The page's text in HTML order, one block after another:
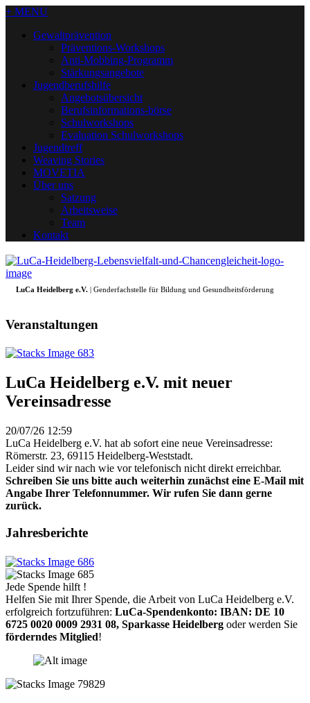
+ MENU
Gewaltprävention
Präventions-Workshops
Anti-Mobbing-Programm
Stärkungsangebote
Jugendberufshilfe
Angebotsübersicht
Berufsinformations-börse
Schulworkshops
Evaluation Schulworkshops
Jugendtreff
Weaving Stories
MOVETIA
Über uns
Satzung
Arbeitsweise
Team
Kontakt
LuCa Heidelberg e.V. | Genderfachstelle für Bildung und Gesundheitsförderung
Veranstaltungen
LuCa Heidelberg e.V. mit neuer
Vereinsadresse
20/07/26 12:59
LuCa Heidelberg e.V. hat ab sofort eine neue Vereinsadresse:
Römerstr. 23, 69115 Heidelberg-Weststadt.
Leider sind wir nach wie vor telefonisch nicht direkt erreichbar.
Schreiben Sie uns bitte auch weiterhin zunächst eine E-Mail mit
Angabe Ihrer Telefonnummer. Wir rufen Sie dann gerne
zurück.
Jahresberichte
Jede Spende hilft !
Helfen Sie mit Ihrer Spende, die Arbeit von LuCa Heidelberg e.V.
erfolgreich fortzuführen: LuCa-Spendenkonto: IBAN: DE 10
6725 0020 0009 2931 08, Sparkasse Heidelberg oder werden Sie
förderndes Mitglied!